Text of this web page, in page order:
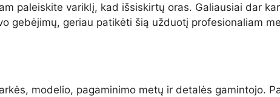
paleiskite variklį, kad išsiskirtų oras. Galiausiai dar
gebėjimų, geriau patikėti šią užduotį profesionaliam
modelio, pagaminimo metų ir detalės gamintojo.